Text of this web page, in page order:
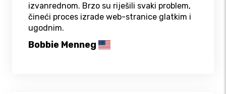
izvanrednom. Brzo su riješili svaki problem,
čineći proces izrade web-stranice glatkim i
ugodnim.
Bobbie Menneg